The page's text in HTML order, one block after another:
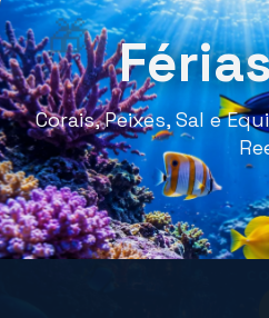
🎁
Corais, Peixes, Sal e